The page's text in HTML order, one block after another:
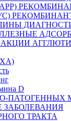
D
ПАТОГЕННЫХ
ТРАКТА